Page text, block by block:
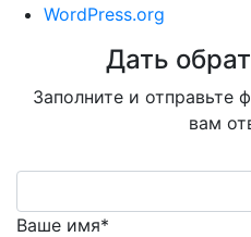
WordPress.org
Дать
Заполните и отправьте
вам
Ваше имя*